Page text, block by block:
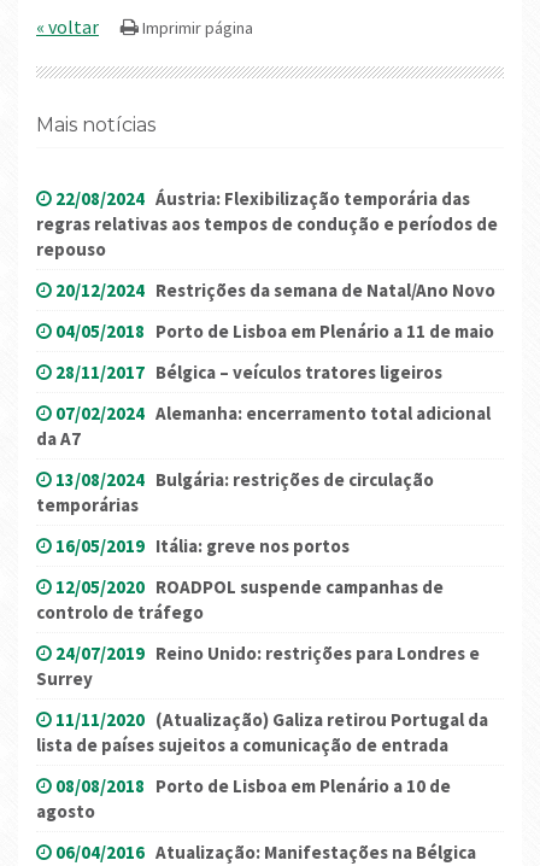
« voltar
Mais notícias
22/08/2024 Áustria: Flexibilização temporária das
regras relativas aos tempos de condução e períodos de
repouso
20/12/2024 Restrições da semana de Natal/Ano Novo
04/05/2018 Porto de Lisboa em Plenário a 11 de maio
28/11/2017 Bélgica – veículos tratores ligeiros
07/02/2024 Alemanha: encerramento total adicional
da A7
13/08/2024 Bulgária: restrições de circulação
temporárias
16/05/2019 Itália: greve nos portos
12/05/2020 ROADPOL suspende campanhas de
controlo de tráfego
24/07/2019 Reino Unido: restrições para Londres e
Surrey
11/11/2020 (Atualização) Galiza retirou Portugal da
lista de países sujeitos a comunicação de entrada
08/08/2018 Porto de Lisboa em Plenário a 10 de
agosto
06/04/2016 Atualização: Manifestações na Bélgica